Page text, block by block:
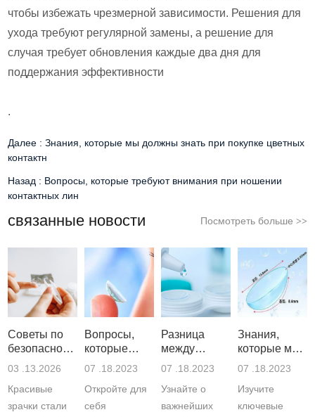
чтобы избежать чрезмерной зависимости. Решения для
ухода требуют регулярной замены, а решение для
случая требует обновления каждые два дня для
поддержания эффективности
.
Далее :Знания, которые мы должны знать при покупке цветных
контактн
Назад : Вопросы, которые требуют внимания при ношении
контактных лин
связанные новости Посмотреть больше >>
Советы по
безопасности
красивых
риска и
усилител
03 .13.2026
Красивые
зрачки стали
Вопросы,
которые
требуют
при ношении
контактных
07 .18.2023
Откройте для
себя
Разница
между
глазными
контактных
линз и
07 .18.2023
Узнайте о
важнейших
Знания,
которые мы
должны
покупке
цветных
07 .18.2023
Изучите
ключевые